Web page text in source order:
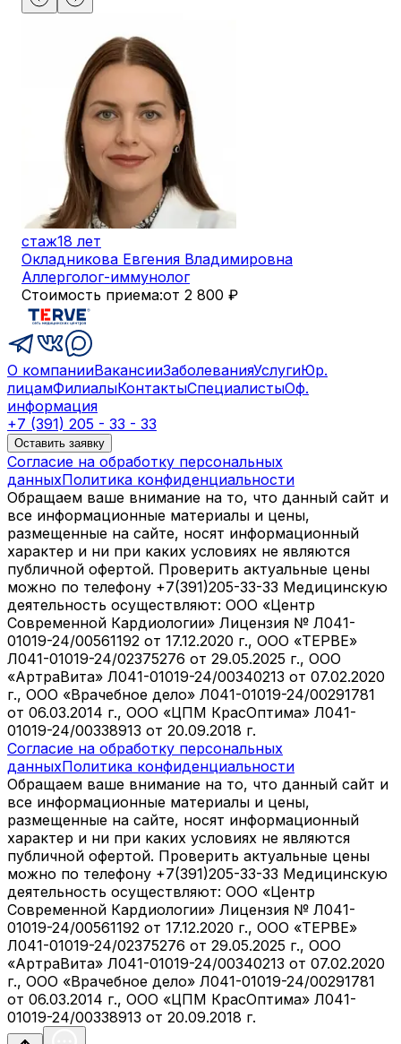
стаж18 лет
Окладникова Евгения Владимировна
Аллерголог-иммунолог
Стоимость приема:от 2 800 ₽
О компанииВакансииЗаболеванияУслугиЮр.
лицамФилиалыКонтактыСпециалистыОф.
информация
+7 (391) 205 - 33 - 33
Оставить заявку
Согласие на обработку персональных
данныхПолитика конфиденциальности
Обращаем ваше внимание на то, что данный сайт и
все информационные материалы и цены,
размещенные на сайте, носят информационный
характер и ни при каких условиях не являются
публичной офертой. Проверить актуальные цены
можно по телефону +7(391)205-33-33 Медицинскую
деятельность осуществляют: ООО «Центр
Современной Кардиологии» Лицензия № Л041-
01019-24/00561192 от 17.12.2020 г., ООО «ТЕРВЕ»
Л041-01019-24/02375276 от 29.05.2025 г., ООО
«АртраВита» Л041-01019-24/00340213 от 07.02.2020
г., ООО «Врачебное дело» Л041-01019-24/00291781
от 06.03.2014 г., ООО «ЦПМ КрасОптима» Л041-
01019-24/00338913 от 20.09.2018 г.
Согласие на обработку персональных
данныхПолитика конфиденциальности
Обращаем ваше внимание на то, что данный сайт и
все информационные материалы и цены,
размещенные на сайте, носят информационный
характер и ни при каких условиях не являются
публичной офертой. Проверить актуальные цены
можно по телефону +7(391)205-33-33 Медицинскую
деятельность осуществляют: ООО «Центр
Современной Кардиологии» Лицензия № Л041-
01019-24/00561192 от 17.12.2020 г., ООО «ТЕРВЕ»
Л041-01019-24/02375276 от 29.05.2025 г., ООО
«АртраВита» Л041-01019-24/00340213 от 07.02.2020
г., ООО «Врачебное дело» Л041-01019-24/00291781
от 06.03.2014 г., ООО «ЦПМ КрасОптима» Л041-
01019-24/00338913 от 20.09.2018 г.